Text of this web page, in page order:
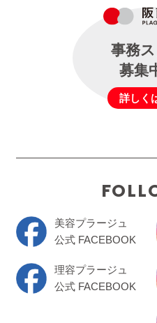
事務
募集
詳しく
美容プラージュ
公式 FACEBOOK
理容プラージュ
公式 FACEBOOK